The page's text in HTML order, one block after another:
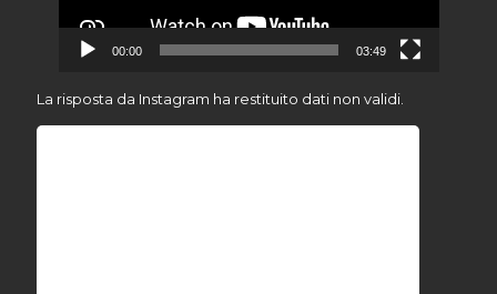
00:00 03:49
La risposta da Instagram ha restituito dati non validi.